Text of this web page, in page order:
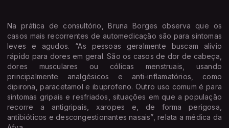
Na prática de consultório, Bruna Borges observa que os
casos mais recorrentes de automedicação são para sintomas
leves e agudos. “As pessoas geralmente buscam alívio
rápido para dores em geral. São os casos de dor de cabeça,
dores musculares ou cólicas menstruais, usando
principalmente analgésicos e anti-inflamatórios, como
dipirona, paracetamol e ibuprofeno. Outro uso comum é para
sintomas gripais e resfriados, situações em que a população
recorre a antigripais, xaropes e, de forma perigosa,
antibióticos e descongestionantes nasais”, relata a médica da